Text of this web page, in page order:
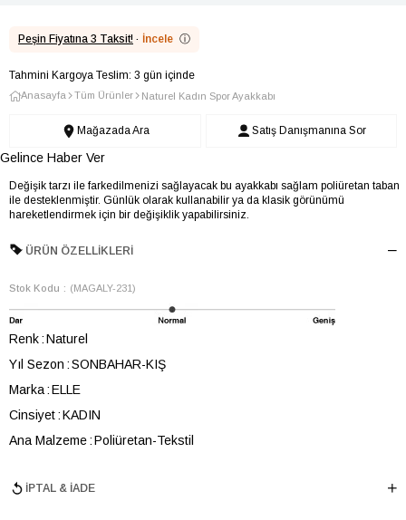
Peşin Fiyatına 3 Taksit! · İncele ⓘ
Tahmini Kargoya Teslim: 3 gün içinde
Anasayfa Tüm Ürünler Naturel Kadın Spor Ayakkabı
Mağazada Ara Satış Danışmanına Sor
Gelince Haber Ver
Değişik tarzı ile farkedilmenizi sağlayacak bu ayakkabı sağlam poliüretan taban
ile desteklenmiştir. Günlük olarak kullanabilir ya da klasik görünümü
hareketlendirmek için bir değişiklik yapabilirsiniz.
ÜRÜN ÖZELLIKLERI
Stok Kodu (MAGALY-231)
Renk Naturel
Yıl Sezon SONBAHAR-KIŞ
Marka ELLE
Cinsiyet KADIN
Ana Malzeme Poliüretan-Tekstil
Topuk Boyu 5.5 cm
İPTAL & İADE